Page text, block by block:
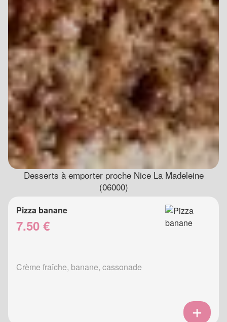
Desserts à emporter proche Nice La Madeleine
(06000)
Pizza banane
7.50 €
Crème fraîche, banane, cassonade